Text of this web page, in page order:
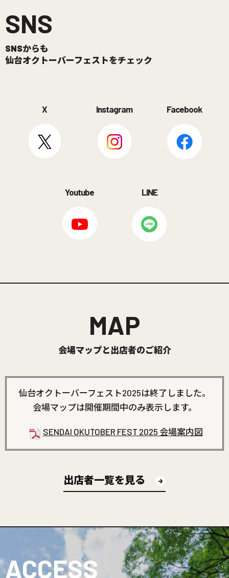
SNS
SNSからも
仙台オクトーバーフェストをチェック
X Instagram Facebook
Youtube LINE
MAP
会場マップと出店者のご紹介
仙台オクトーバーフェスト2025は終了しました。
会場マップは開催期間中のみ表示します。
SENDAI OKUTOBER FEST 2025 会場案内図
出店者一覧を見る
ACCESS